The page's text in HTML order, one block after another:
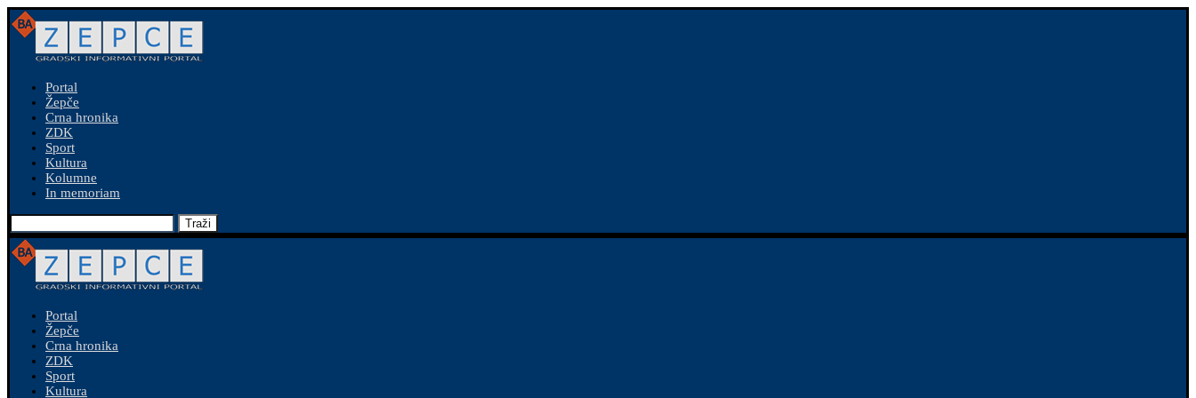
Portal
Žepče
Crna hronika
ZDK
Sport
Kultura
Kolumne
In memoriam
Traži
Portal
Žepče
Crna hronika
ZDK
Sport
Kultura